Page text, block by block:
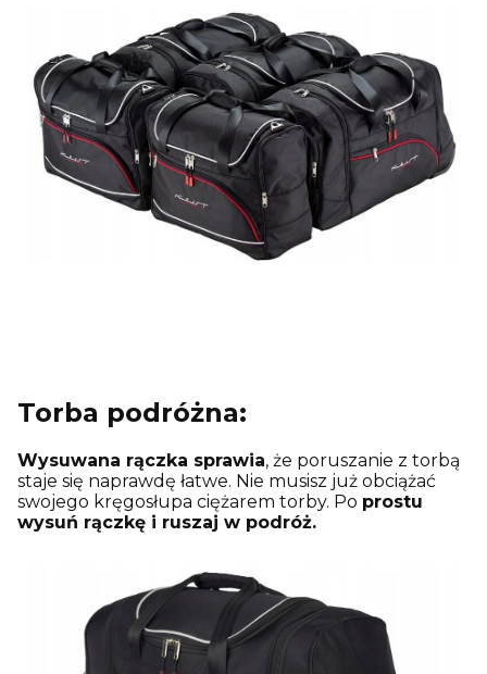
Torba podróżna:
Wysuwana rączka sprawia, że poruszanie z torbą
staje się naprawdę łatwe. Nie musisz już obciążać
swojego kręgosłupa ciężarem torby. Po prostu
wysuń rączkę i ruszaj w podróż.